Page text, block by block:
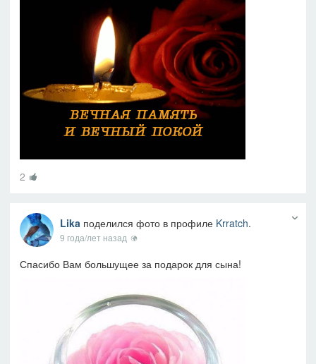
2
Lika поделился фото в профиле Krratch.
9 года/лет назад
Спасибо Вам большущее за подарок для сына!